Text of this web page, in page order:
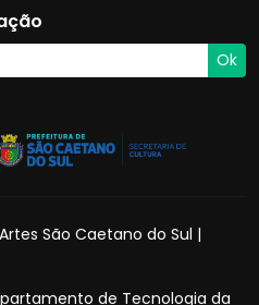
Ok
São Caetano do Sul |
de Tecnologia da